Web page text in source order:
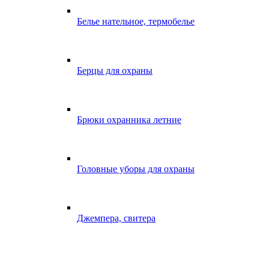
Белье нательное, термобелье
Берцы для охраны
Брюки охранника летние
Головные уборы для охраны
Джемпера, свитера